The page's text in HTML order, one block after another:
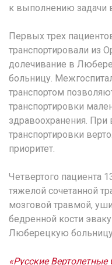
к выполнению задачи
Первых трех
транспортировали из
долечивание в
больницу.
транспортом
транспортировки
здравоохранения.
транспортировки
приоритет.
Четвертого пациента
тяжелой сочетанной
мозговой травмой,
бедренной кости
Люберецкую больницу.
«Русские